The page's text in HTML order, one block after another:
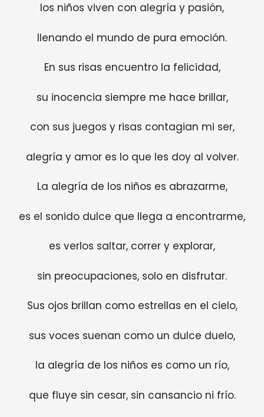
los niños viven con alegría y pasión,
llenando el mundo de pura emoción.
En sus risas encuentro la felicidad,
su inocencia siempre me hace brillar,
con sus juegos y risas contagian mi ser,
alegría y amor es lo que les doy al volver.
La alegría de los niños es abrazarme,
es el sonido dulce que llega a encontrarme,
es verlos saltar, correr y explorar,
sin preocupaciones, solo en disfrutar.
Sus ojos brillan como estrellas en el cielo,
sus voces suenan como un dulce duelo,
la alegría de los niños es como un río,
que fluye sin cesar, sin cansancio ni frío.